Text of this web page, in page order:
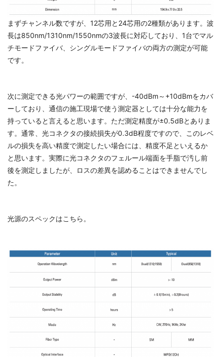
まずチャンネル数ですが、12芯用と24芯用の2種類があります。波
長は850nm/1310nm/1550nmの3波長に対応しており、1台でマル
チモードファイバ、シングルモードファイバの両方の測定が可能
です。
次に測定できる光パワーの範囲ですが、-40dBm～+10dBmをカバ
ーしており、通信の施工現場で使う測定器としては十分な能力を
持っていると言えると思います。ただ測定精度が±0.5dBとありま
す。通常、光コネクタの接続損失が0.3dB程度ですので、このレベ
ルの損失を高い精度で測定したい場合には、精度不足といえるか
と思います。実際に光コネクタのフェルール端面を手脂で汚し前
後を測定しましたが、ロスの差異を認めることはできませんでし
た。
光源のスペックはこちら。